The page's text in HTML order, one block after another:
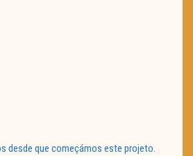
desde que começámos este projeto.